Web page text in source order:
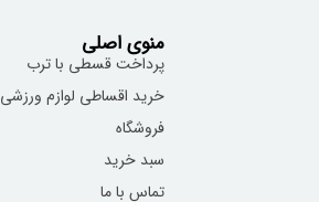
منوی اصلی
پرداخت قسطی با ترب
خرید اقساطی لوازم ورزشی
فروشگاه
سبد خرید
تماس با ما